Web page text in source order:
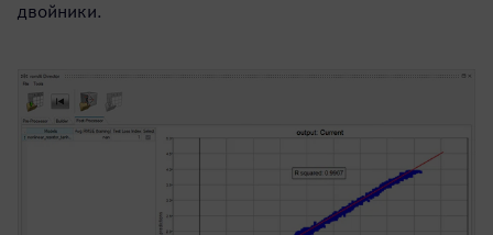
двойники.